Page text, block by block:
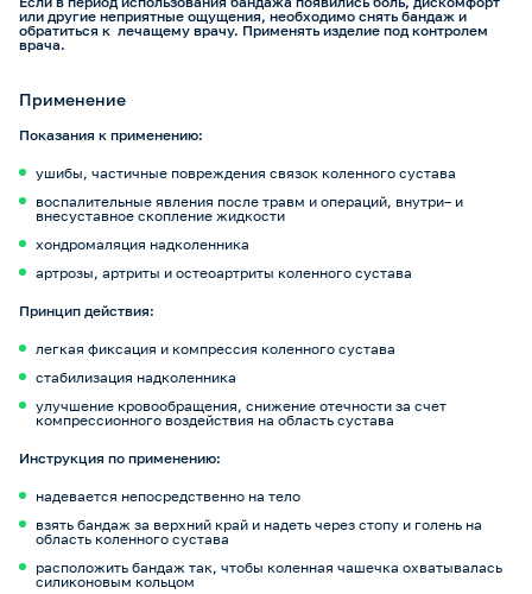
или другие неприятные ощущения, необходимо снять бандаж и
обратиться к лечащему врачу. Применять изделие под контролем
врача.
Применение
Показания к применению:
ушибы, частичные повреждения связок коленного сустава
воспалительные явления после травм и операций, внутри– и
внесуставное скопление жидкости
хондромаляция надколенника
артрозы, артриты и остеоартриты коленного сустава
Принцип действия:
легкая фиксация и компрессия коленного сустава
стабилизация надколенника
улучшение кровообращения, снижение отечности за счет
компрессионного воздействия на область сустава
Инструкция по применению:
надевается непосредственно на тело
взять бандаж за верхний край и надеть через стопу и голень на
область коленного сустава
расположить бандаж так, чтобы коленная чашечка охватывалась
силиконовым кольцом